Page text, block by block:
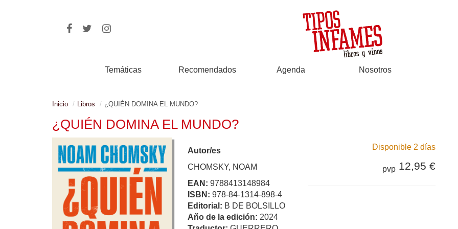
Temáticas Recomendados Agenda Nosotros
Inicio Libros ¿QUIÉN DOMINA EL MUNDO?
¿QUIÉN DOMINA EL MUNDO?
Autor/es
CHOMSKY, NOAM
EAN: 9788413148984
ISBN: 978-84-1314-898-4
Editorial: B DE BOLSILLO
Año de la edición: 2024
Disponible 2 días
pvp 12,95 €